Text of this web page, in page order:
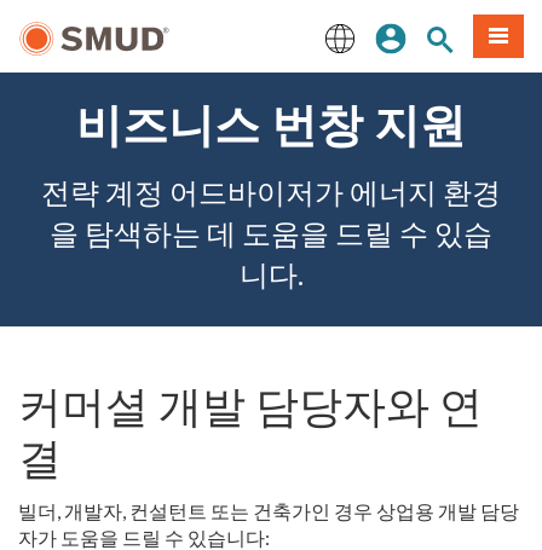
English
로그인사이트 검색
메뉴
비즈니스 번창 지원
전략 계정 어드바이저가 에너지 환경
을 탐색하는 데 도움을 드릴 수 있습
니다.
커머셜 개발 담당자와 연
결
빌더, 개발자, 컨설턴트 또는 건축가인 경우 상업용 개발 담당
자가 도움을 드릴 수 있습니다: